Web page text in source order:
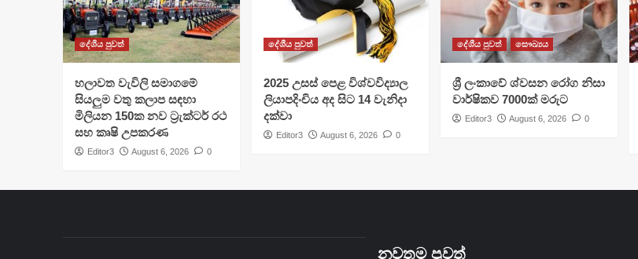
දේශීය පුවත්
හලාවත වැවිලි සමාගමේ
සියලුම වතු කලාප සඳහා
මිලියන 150ක නව ට්‍රැක්ටර් රථ
සහ කෘෂි උපකරණ
Editor3 August 6, 2026 0
දේශීය පුවත්
​2025 උසස් පෙළ විශ්වවිද්‍යාල
ලියාපදිංචිය අද සිට 14 වැනිදා
දක්වා
Editor3 August 6, 2026 0
දේශීය පුවත් සෞඛ්‍යය
ශ්‍රී ලංකාවේ ශ්වසන රෝග නිසා
වාර්ෂිකව 7000ක් මරුට
Editor3 August 6, 2026 0
නවතම පුවත්